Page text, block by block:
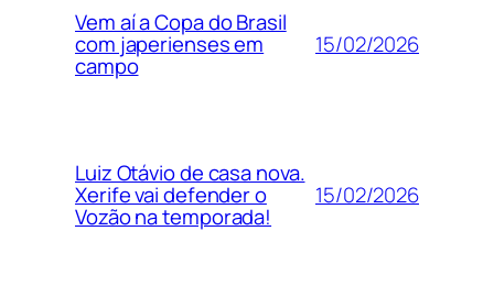
Vem aí a Copa do Brasil
com japerienses em
campo
15/02/2026
Luiz Otávio de casa nova.
Xerife vai defender o
Vozão na temporada!
15/02/2026